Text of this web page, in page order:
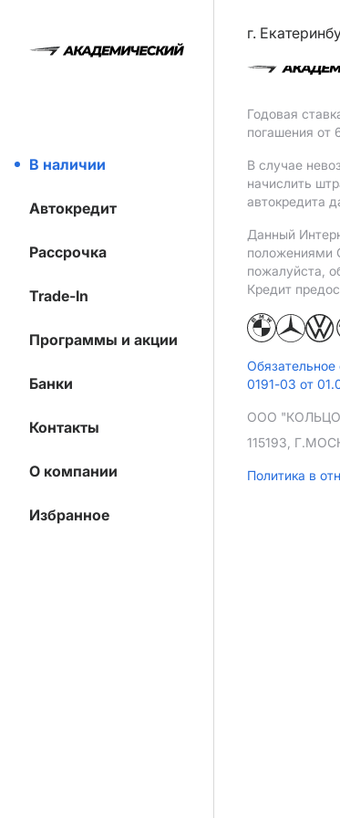
В наличии
Автокредит
Рассрочка
Trade-In
Программы и акции
Банки
Контакты
О компании
Избранное
г.
Годовая
погашения от
В случае
начислить
автокредита
Данный
положениями
пожалуйста,
Кредит
0191-03 от
ООО
115193,
Политика в